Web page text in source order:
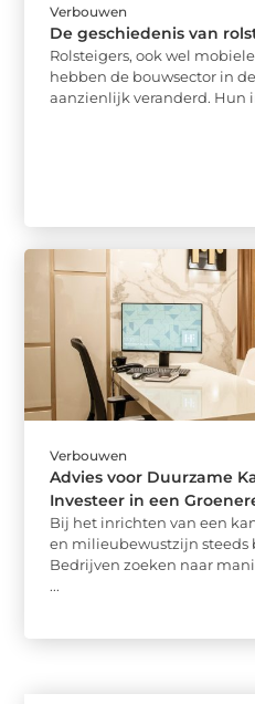
Verbouwen
De geschiedenis van
Rolsteigers, ook wel
hebben de bouwsector in
aanzienlijk veranderd. Hun
Verbouwen
Advies voor Duurzame
Investeer in een
Bij het inrichten van een
en milieubewustzijn steeds
Bedrijven zoeken naar
...